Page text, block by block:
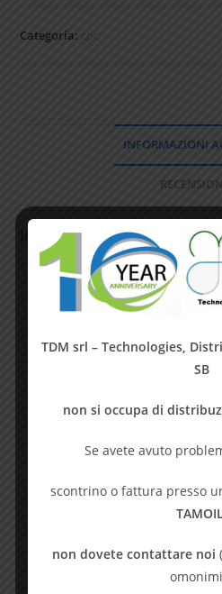
Categoria: cpc
INFORMAZIONI
Informazioni aggiuntive
SENSORE
ALIMENTAZIONE
CUSTODIA
Da
a parete
ALLARMI
LED a tre
2 a
Display
TDM srl – Technologies,
SB
non si occupa di
Se avete avuto
scontrino o fattura presso
TAMOIL
non dovete contattare noi